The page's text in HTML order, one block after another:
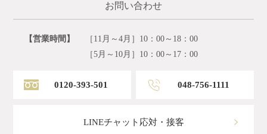
お問い合わせ
【営業時間】
［11月～4月］10：00～18：00
［5月～10月］10：00～17：00
0120-393-501 048-756-1111
LINEチャット応対・接客